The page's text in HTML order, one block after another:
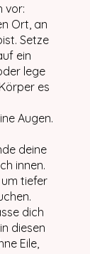
vor:
Ort, an
Setze
ein
lege
es
Augen.
deine
innen.
tiefer
dich
diesen
Eile,